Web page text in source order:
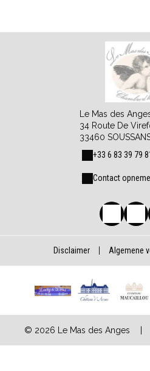
Le Mas des
34 Route De
33460
+33 6 83 39 79
Contact
Disclaimer Algemene
© 2026 Le Mas des Anges